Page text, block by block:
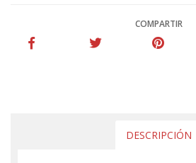
COMPARTIR
DESCRIPCIÓN